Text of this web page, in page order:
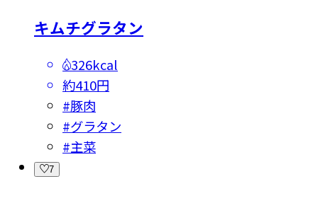
キムチグラタン
326kcal
約410円
#豚肉
#グラタン
#主菜
7